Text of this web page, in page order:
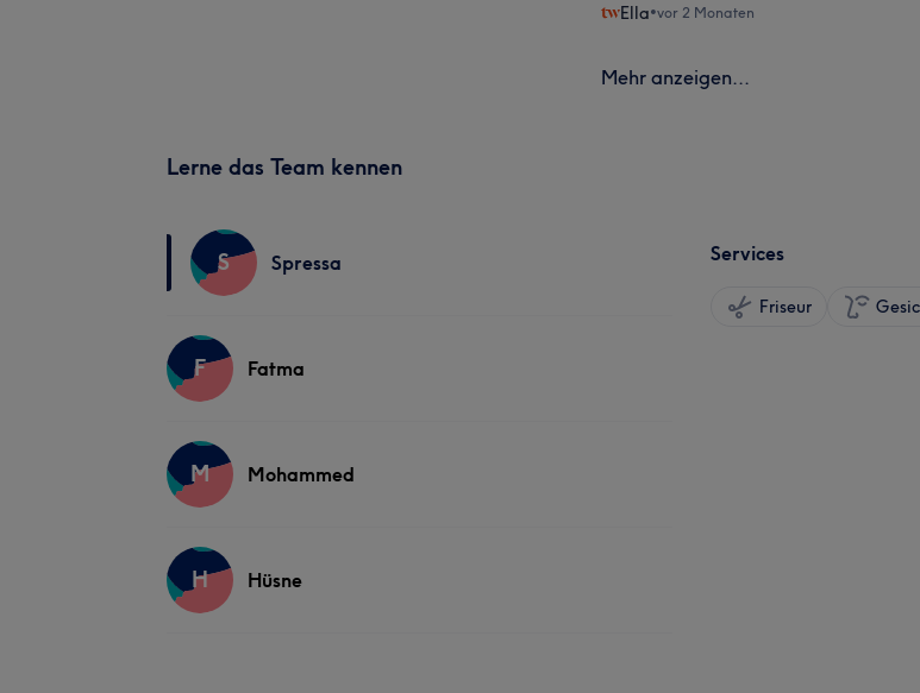
Ella•vor 2 Monaten
Mehr anzeigen...
Lerne das Team kennen
S Spressa
F Fatma
M Mohammed
H Hüsne
Services
Friseur